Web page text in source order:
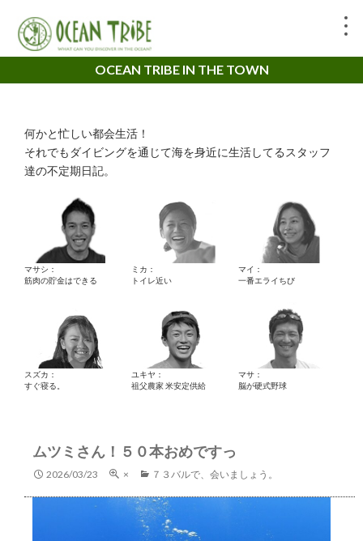
OCEAN TRIBE IN THE TOWN
何かと忙しい都会生活！
それでもダイビングを通じて海を身近に生活してるスタッフ
達の不定期日記。
マサシ：
筋肉の貯金はできる
ミカ：
トイレ近い
マイ：
一番エライちび
スズカ：
すぐ寝る。
ユキヤ：
祖父農家 米安定供給
マサ：
脳が硬式野球
ムツミさん！５０本おめですっ
2026/03/23 × ７３バルで、会いましょう。